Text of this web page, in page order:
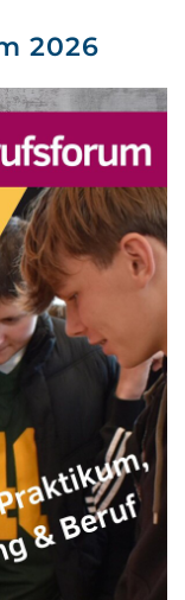
2026